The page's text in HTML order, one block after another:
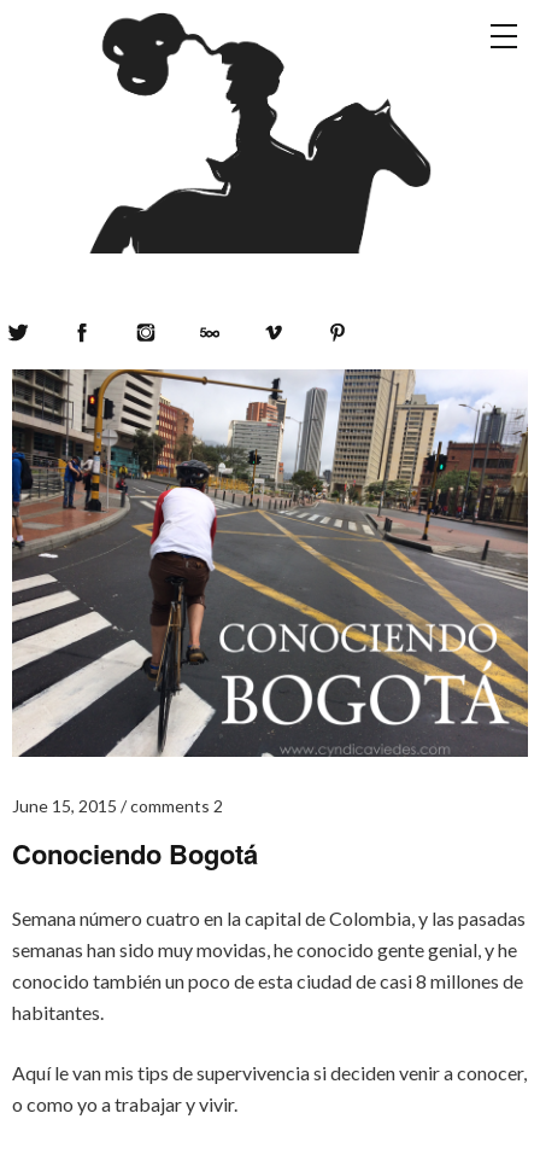
June 15, 2015 comments 2
Conociendo Bogotá
Semana número cuatro en la capital de Colombia, y las pasadas
semanas han sido muy movidas, he conocido gente genial, y he
conocido también un poco de esta ciudad de casi 8 millones de
habitantes.
Aquí le van mis tips de supervivencia si deciden venir a conocer,
o como yo a trabajar y vivir.